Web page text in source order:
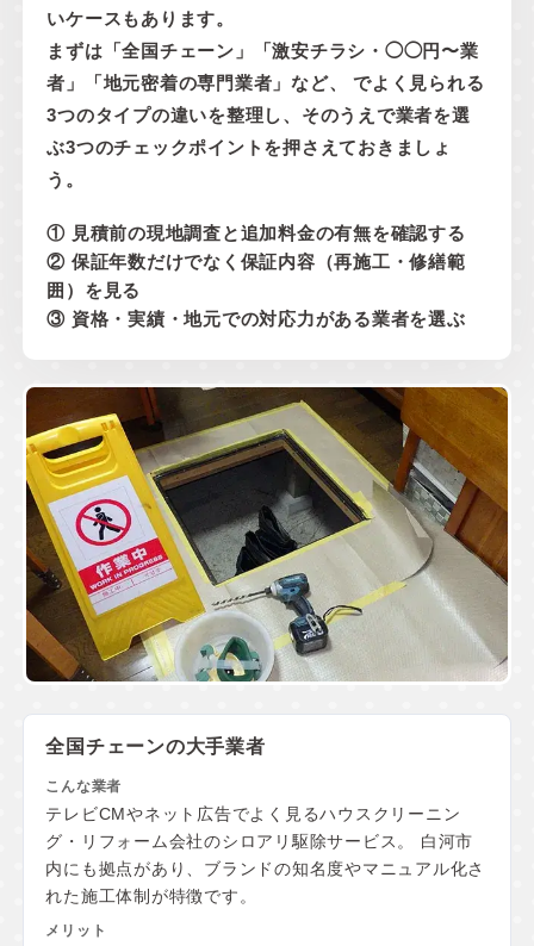
いケースもあります。
まずは「全国チェーン」「激安チラシ・◯◯円〜業
者」「地元密着の専門業者」など、 でよく見られる
3つのタイプの違いを整理し、そのうえで業者を選
ぶ3つのチェックポイントを押さえておきましょ
う。
① 見積前の現地調査と追加料金の有無を確認する
② 保証年数だけでなく保証内容（再施工・修繕範
囲）を見る
③ 資格・実績・地元での対応力がある業者を選ぶ
全国チェーンの大手業者
テレビCMやネット広告でよく見るハウスクリーニン
グ・リフォーム会社のシロアリ駆除サービス。 白河市
内にも拠点があり、ブランドの知名度やマニュアル化さ
れた施工体制が特徴です。